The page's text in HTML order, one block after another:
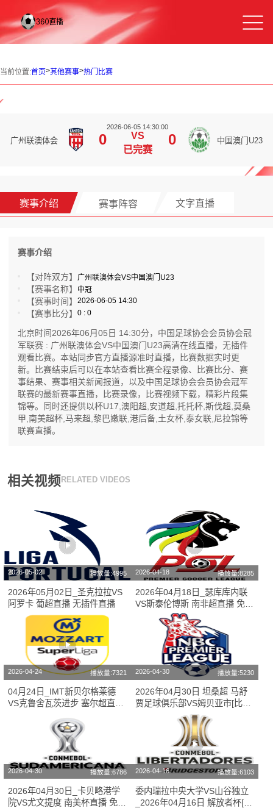
当前位置:首页>其他赛事>热门比赛
广州联澳体会 0
2026-06-05 14:30:00
VS
已完赛
0 中国澳门U23
赛事介绍 赛事阵容 文字直播
赛事介绍
【对阵双方】 广州联澳体会VS中国澳门U23
【赛事名称】 中冠
【赛事时间】2026-06-05 14:30
【赛事比分】0 : 0
北京时间2026年06月05日 14:30分，中国足球协会会员协会冠
军联赛 : 广州联澳体会VS中国澳门U23高清在线直播，无插件
观看比赛。本站同步官方直播源准时直播，比赛数据实时更
新。比赛结束后可以在本站查看比赛全程录像、比赛比分、赛
事结果、赛事相关新闻报道，以及中国足球协会会员协会冠军
联赛的最新赛事直播，比赛录像，比赛视频下载，精彩片段集
锦等。同时还提供以杯U17,澳阳超,安道超,托托杯,斯伐超,莫桑
甲,南美超杯,马来超,黎巴嫩联,港后备,土女杯,泰女联,尼拉锦等
联赛直播。
相关视频 RELATED VIDEOS
2026-05-02 播放量:4995
2026年05月02日_圣克拉拉VS
阿罗卡 葡超直播 无插件直播
2026-04-18 播放量:8285
2026年04月18日_瑟库库内联
VS斯泰伦博斯 南非超直播 免费
在线高清直播
2026-04-24 播放量:7321
04月24日_IMT新贝尔格莱德
VS克鲁舍瓦茨进步 塞尔超直播
2026-04-30 播放量:5230
2026年04月30日 坦桑超 马舒
贾足球俱乐部VS姆贝亚市[比赛
2026-04-30 播放量:6786
2026年04月30日_卡贝略港学
院VS尤文提度 南美杯直播 免费
2026-04-16 播放量:6103
委内瑞拉中央大学VS山谷独立
_2026年04月16日 解放者杯[赛